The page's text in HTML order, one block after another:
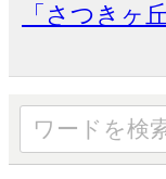
「さつきヶ